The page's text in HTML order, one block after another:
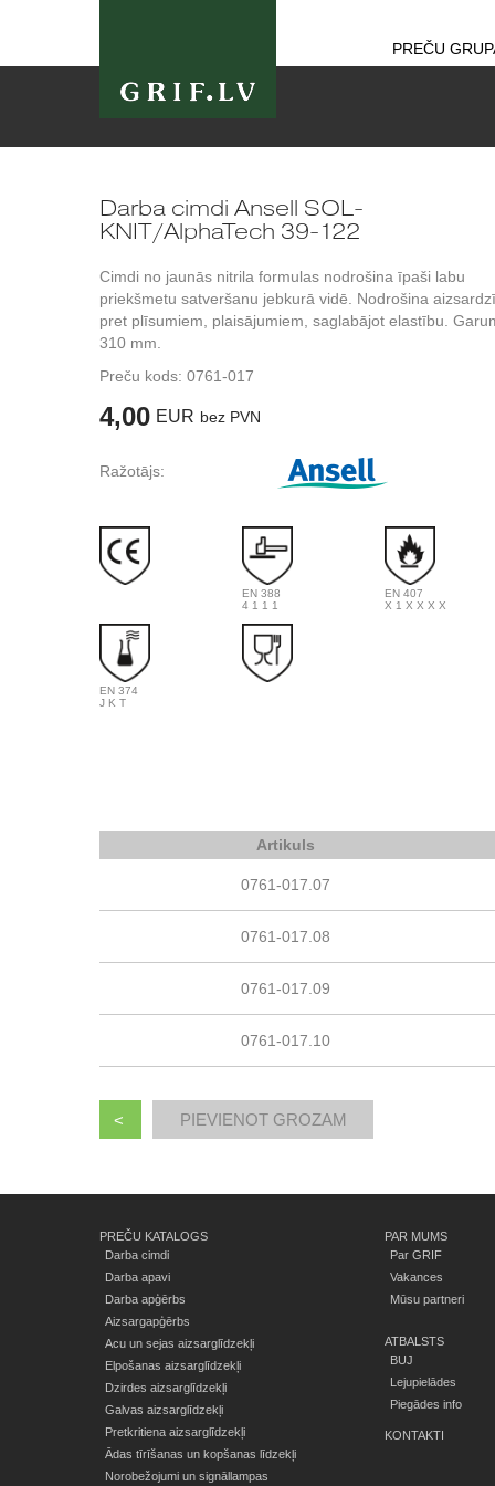
PREČU
Darba cimdi Ansell SOL-
KNIT/AlphaTech 39-122
Cimdi no jaunās nitrila formulas nodrošina īpaši labu
priekšmetu satveršanu jebkurā vidē. Nodrošina
pret plīsumiem, plaisājumiem, saglabājot elastību.
310 mm.
Preču kods: 0761-017
4,00 EUR bez PVN
Ražotājs:
EN 388
4 1 1 1
EN 407
X 1 X X X X
EN 374
J K T
Artikuls
0761-017.07
0761-017.08
0761-017.09
0761-017.10
<
PREČU KATALOGS
Darba cimdi
Darba apavi
Darba apģērbs
Aizsargapģērbs
Acu un sejas aizsarglīdzekļi
Elpošanas aizsarglīdzekļi
Dzirdes aizsarglīdzekļi
Galvas aizsarglīdzekļi
Pretkritiena aizsarglīdzekļi
Ādas tīrīšanas un kopšanas līdzekļi
Norobežojumi un signāllampas
PAR MUMS
Par GRIF
Vakances
Mūsu partneri
ATBALSTS
BUJ
Lejupielādes
Piegādes info
KONTAKTI